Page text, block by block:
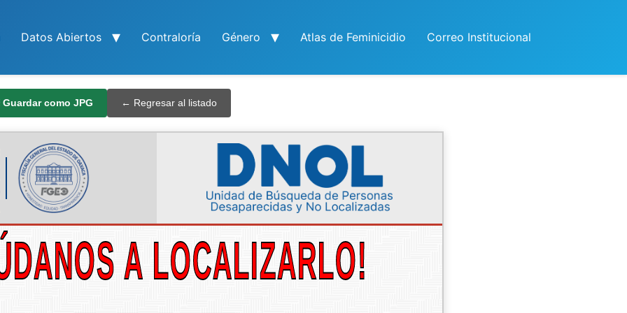
Datos Abiertos Contraloría Género Atlas de Feminicidio Correo Institucional
como JPG ← Regresar al listado
A LOCALIZARLO!